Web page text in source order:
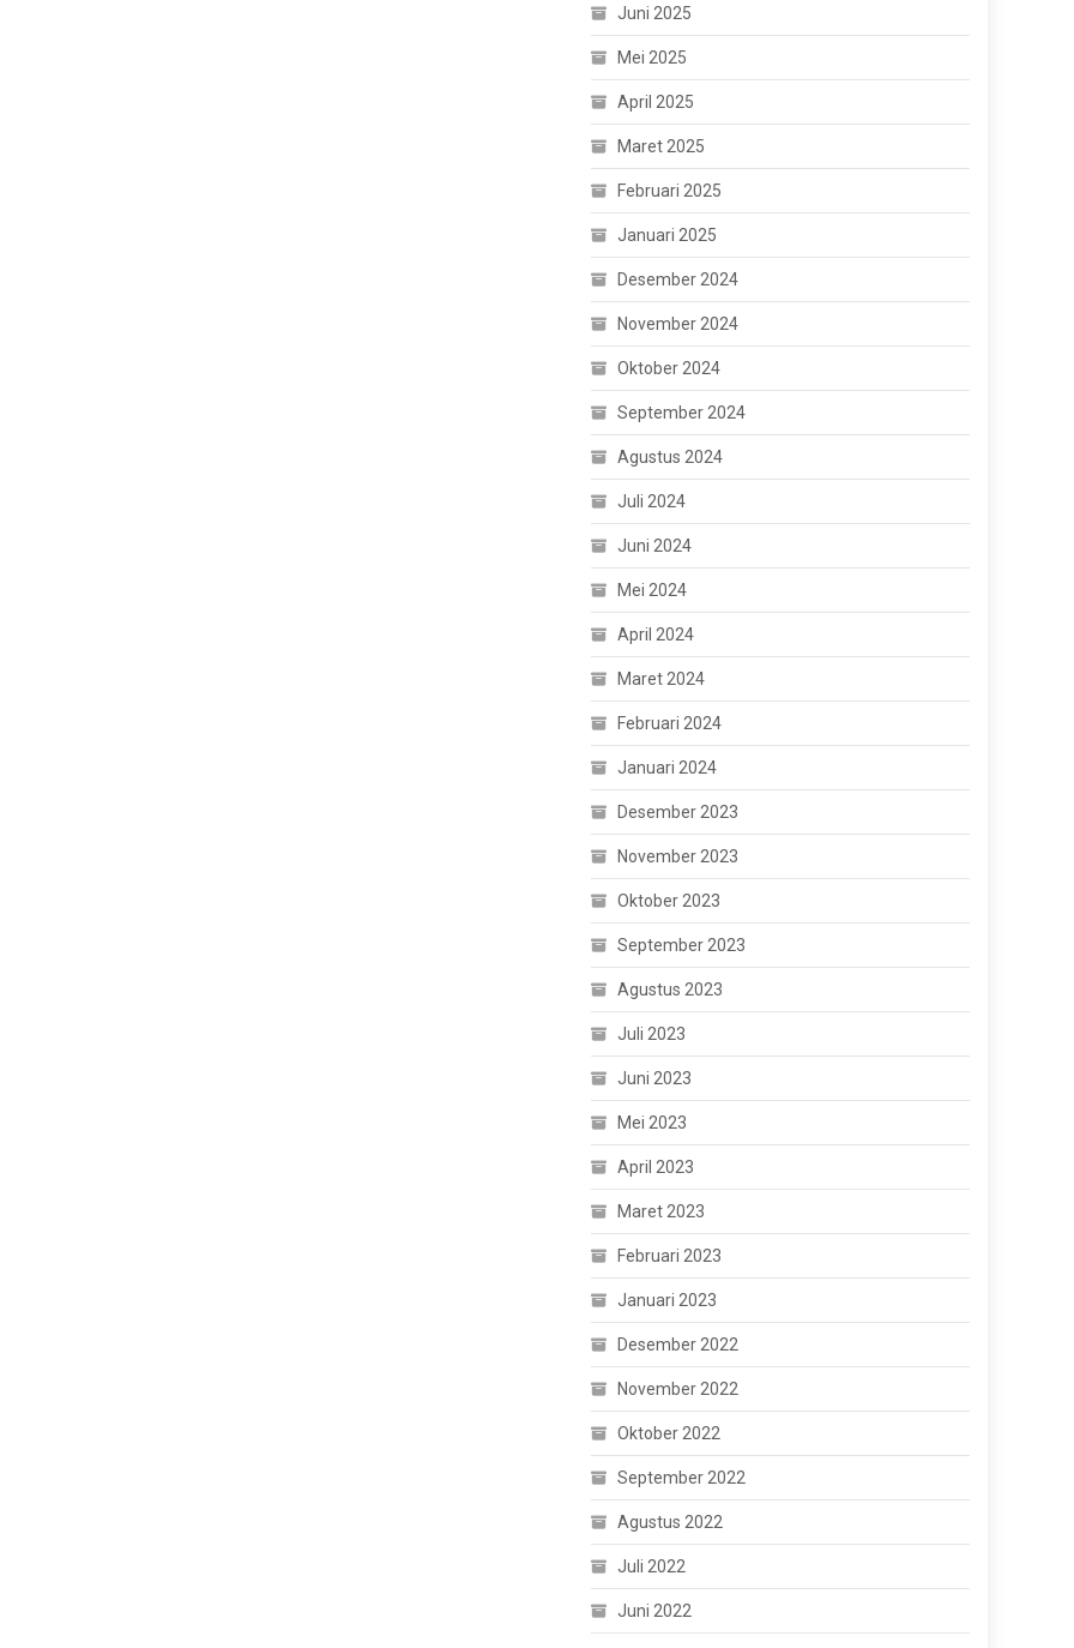
Juni 2025
Mei 2025
April 2025
Maret 2025
Februari 2025
Januari 2025
Desember 2024
November 2024
Oktober 2024
September 2024
Agustus 2024
Juli 2024
Juni 2024
Mei 2024
April 2024
Maret 2024
Februari 2024
Januari 2024
Desember 2023
November 2023
Oktober 2023
September 2023
Agustus 2023
Juli 2023
Juni 2023
Mei 2023
April 2023
Maret 2023
Februari 2023
Januari 2023
Desember 2022
November 2022
Oktober 2022
September 2022
Agustus 2022
Juli 2022
Juni 2022